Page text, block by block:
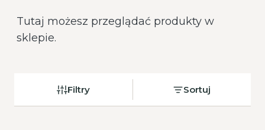
Tutaj możesz przeglądać produkty w
sklepie.
Filtry Sortuj